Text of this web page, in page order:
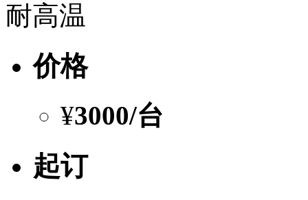
耐高温
价格
¥3000/台
起订